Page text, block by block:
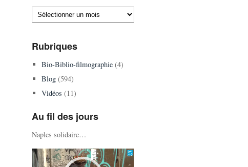
Archives
Rubriques
Bio-Biblio-filmographie(4)
Blog(594)
Vidéos (11)
Au fil des jours
Naples solidaire…
Lecteur
vidéo